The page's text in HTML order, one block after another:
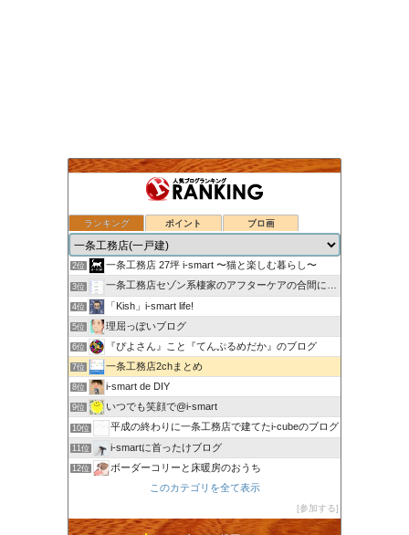
ランキング ポイント ブロ画
1位 nasu_star's blog
2位 一条工務店 27坪 i-smart 〜猫と楽しむ暮らし〜
3位 一条工務店セゾン系棲家のアフターケアの合間に綴るブログ
4位 「Kish」i-smart life!
5位 理屈っぽいブログ
6位 『ぴよさん』こと『てんぷるめだか』のブログ
7位 一条工務店2chまとめ
8位 i-smart de DIY
9位 いつでも笑顔で@i-smart
10位 平成の終わりに一条工務店で建てたi-cubeのブログ
11位 i-smartに首ったけブログ
12位 ボーダーコリーと床暖房のおうち
節約しないエコライフ
15位 わたしの家づくり│ハウスメーカーで注文住宅を建てよう
このカテゴリを全て表示
参加する